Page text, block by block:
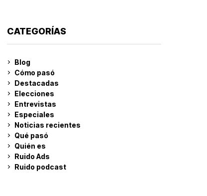
CATEGORÍAS
Blog
Cómo pasó
Destacadas
Elecciones
Entrevistas
Especiales
Noticias recientes
Qué pasó
Quién es
Ruido Ads
Ruido podcast